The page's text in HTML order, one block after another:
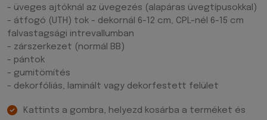
- üveges ajtóknál az üvegezés (alapáras üvegtípusokkal)
- átfogó (UTH) tok - dekornál 6-12 cm, CPL-nél 6-15 cm
falvastagsági intrevallumban
- zárszerkezet (normál BB)
- pántok
- gumitömítés
- dekorfóliás, laminált vagy dekorfestett felület
Kattints a gombra, helyezd kosárba a terméket és